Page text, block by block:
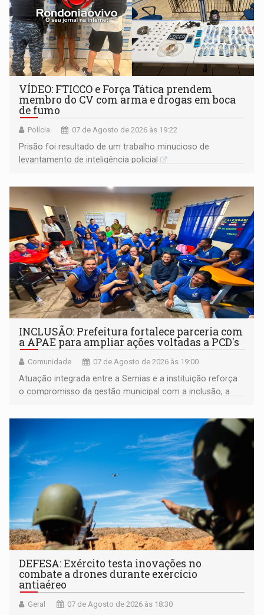
VÍDEO: FTICCO e Força Tática prendem
membro do CV com arma e drogas em boca
de fumo
Polícia 07 de Agosto de 2026 às 19:22
Prisão foi resultado de um trabalho minucioso de
levantamento de inteligência policial
INCLUSÃO: Prefeitura fortalece parceria com
a APAE para ampliar ações voltadas a PCD's
Comunidade 07 de Agosto de 2026 às 19:00
Atuação integrada entre a Semias e a instituição reforça
o compromisso da gestão municipal com a inclusão, a
DEFESA: Exército testa inovações no
combate a drones durante exercício
antiaéreo
Geral 07 de Agosto de 2026 às 18:30